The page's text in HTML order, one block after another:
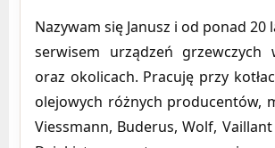
Nazywam się Janusz i od ponad 20
serwisem urządzeń grzewczych
oraz okolicach. Pracuję przy
olejowych różnych producentów,
Viessmann, Buderus, Wolf,